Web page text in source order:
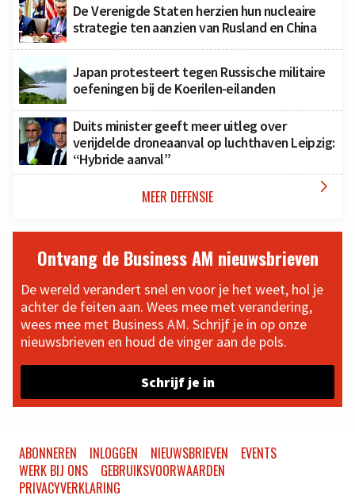
De Verenigde Staten herzien hun nucleaire
strategie ten aanzien van Rusland en China
Japan protesteert tegen Russische militaire
oefeningen bij de Koerilen-eilanden
Duits minister geeft meer uitleg over
verijdelde droneaanval op luchthaven Leipzig:
“Hybride aanval”
MEER DEFENSIE 
Ontvang de Business AM nieuwsbrieven
De wereld verandert snel en voor je het weet, hol je
achter de feiten aan. Wees mee met verandering,
wees mee met Business AM. Schrijf je in op onze
nieuwsbrieven en houd de vinger aan de pols.
Schrijf je in
ABONNEREN INLOGGEN NIEUWSBRIEVEN
EVENTS
WERK BIJ ONS
GEBRUIKSVOORWAARDEN
PRIVACYVERKLARING